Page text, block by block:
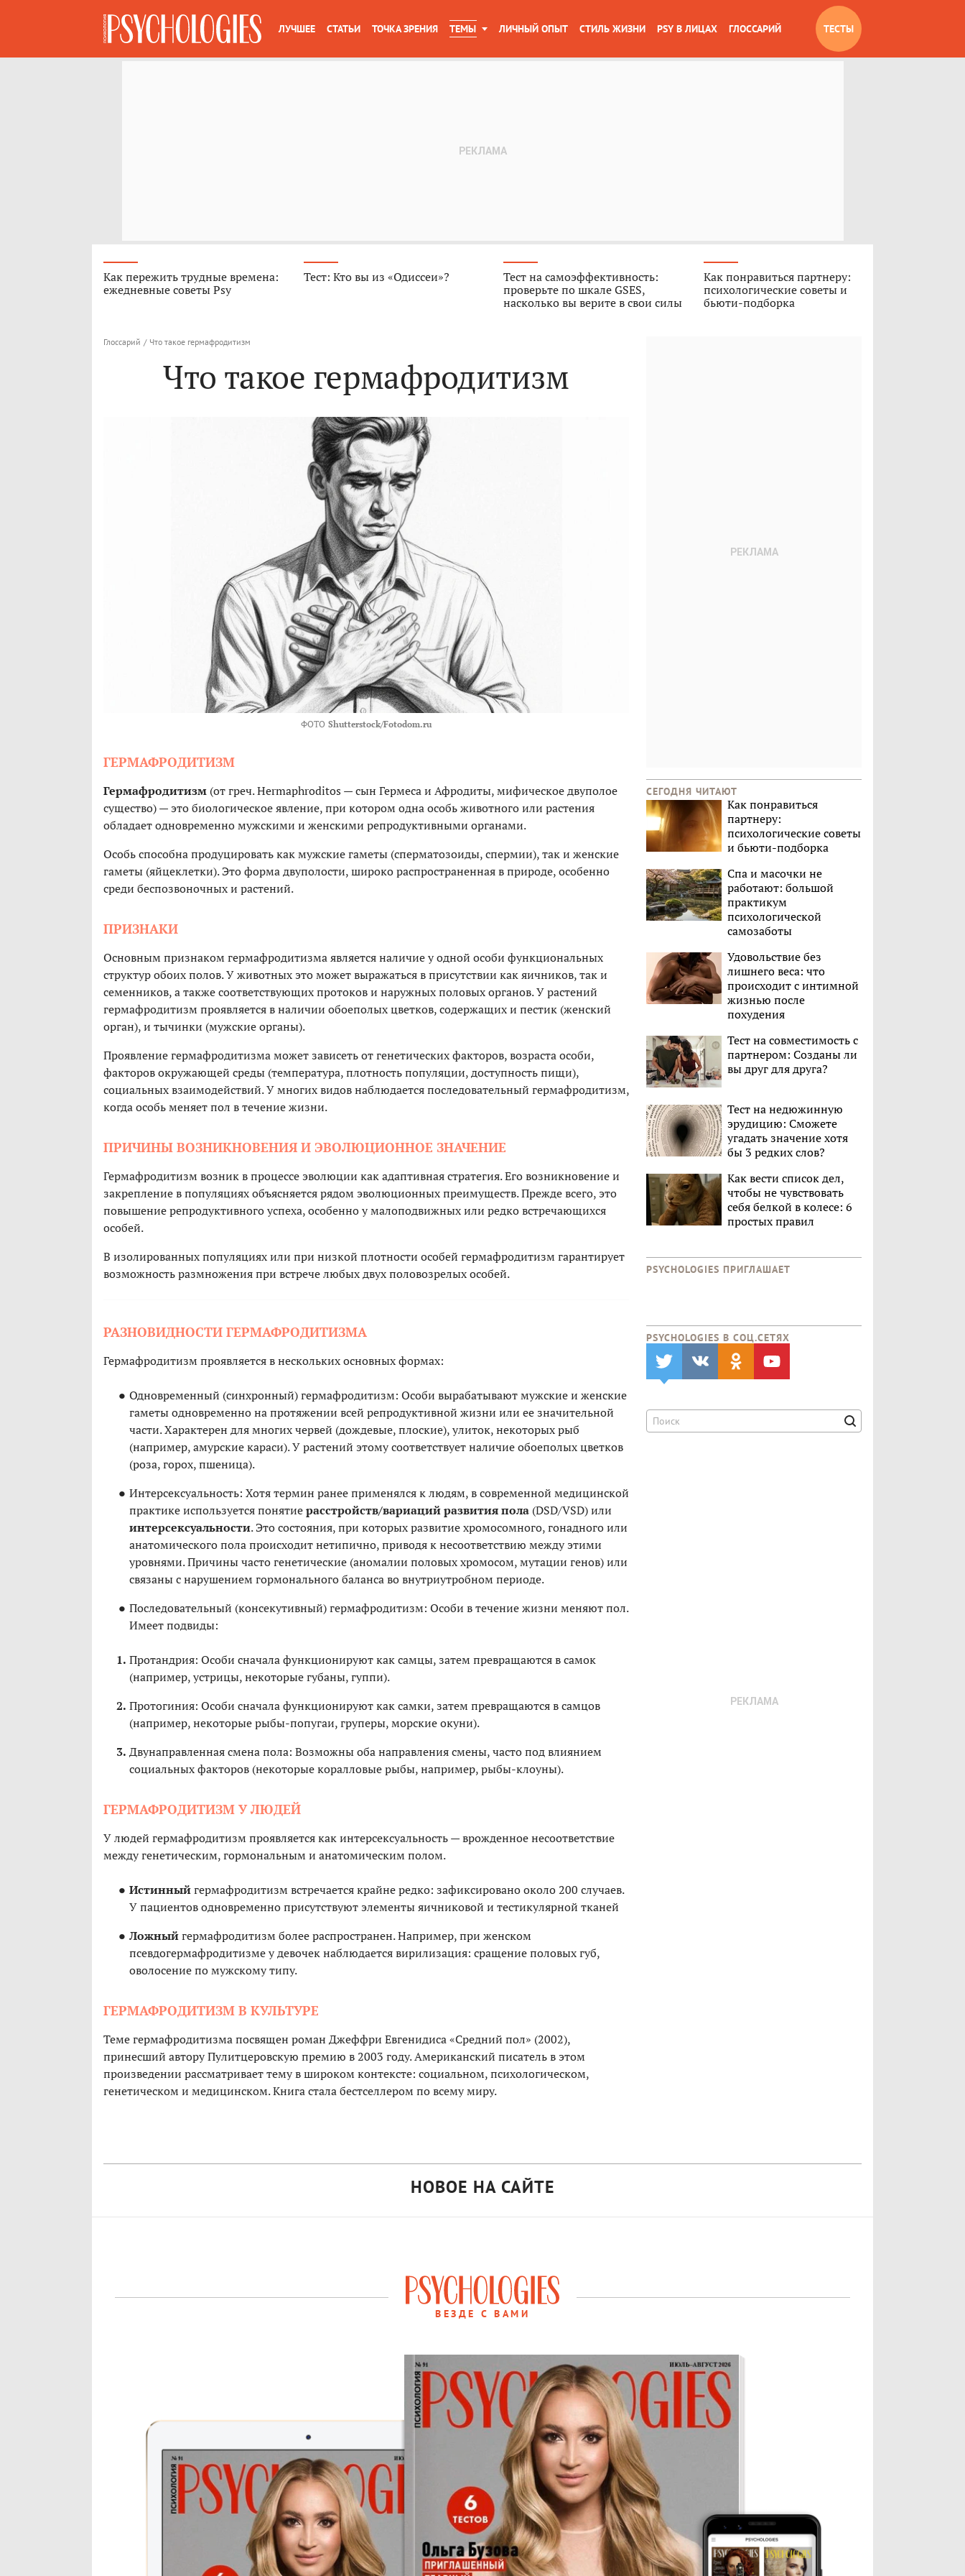
ЛУЧШЕЕ СТАТЬИ ТОЧКА ЗРЕНИЯ ТЕМЫ ЛИЧНЫЙ ОПЫТ СТИЛЬ ЖИЗНИ PSY В ЛИЦАХ ГЛОССАРИЙ ТЕСТЫ
Как пережить трудные времена:
ежедневные советы Psy
Тест: Кто вы из «Одиссеи»?
Тест на самоэффективность:
проверьте по шкале GSES,
насколько вы верите в свои силы
Как понравиться партнеру:
психологические советы и
бьюти-подборка
Глоссарий / Что такое гермафродитизм
Что такое гермафродитизм
ФОТО Shutterstock/Fotodom.ru
ГЕРМАФРОДИТИЗМ
Гермафродитизм (от греч. Hermaphroditos — сын Гермеса и Афродиты, мифическое двуполое
существо) — это биологическое явление, при котором одна особь животного или растения
обладает одновременно мужскими и женскими репродуктивными органами.
Особь способна продуцировать как мужские гаметы (сперматозоиды, спермии), так и женские
гаметы (яйцеклетки). Это форма двуполости, широко распространенная в природе, особенно
среди беспозвоночных и растений.
ПРИЗНАКИ
Основным признаком гермафродитизма является наличие у одной особи функциональных
структур обоих полов. У животных это может выражаться в присутствии как яичников, так и
семенников, а также соответствующих протоков и наружных половых органов. У растений
гермафродитизм проявляется в наличии обоеполых цветков, содержащих и пестик (женский
орган), и тычинки (мужские органы).
Проявление гермафродитизма может зависеть от генетических факторов, возраста особи,
факторов окружающей среды (температура, плотность популяции, доступность пищи),
социальных взаимодействий. У многих видов наблюдается последовательный гермафродитизм,
когда особь меняет пол в течение жизни.
ПРИЧИНЫ ВОЗНИКНОВЕНИЯ И ЭВОЛЮЦИОННОЕ ЗНАЧЕНИЕ
Гермафродитизм возник в процессе эволюции как адаптивная стратегия. Его возникновение и
закрепление в популяциях объясняется рядом эволюционных преимуществ. Прежде всего, это
повышение репродуктивного успеха, особенно у малоподвижных или редко встречающихся
особей.
В изолированных популяциях или при низкой плотности особей гермафродитизм гарантирует
возможность размножения при встрече любых двух половозрелых особей.
РАЗНОВИДНОСТИ ГЕРМАФРОДИТИЗМА
Гермафродитизм проявляется в нескольких основных формах:
Одновременный (синхронный) гермафродитизм: Особи вырабатывают мужские и женские
гаметы одновременно на протяжении всей репродуктивной жизни или ее значительной
части. Характерен для многих червей (дождевые, плоские), улиток, некоторых рыб
(например, амурские караси). У растений этому соответствует наличие обоеполых цветков
(роза, горох, пшеница).
Интерсексуальность: Хотя термин ранее применялся к людям, в современной медицинской
практике используется понятиерасстройств/вариаций развития пола (DSD/VSD) или
интерсексуальности. Это состояния, при которых развитие хромосомного, гонадного или
анатомического пола происходит нетипично, приводя к несоответствию между этими
уровнями. Причины часто генетические (аномалии половых хромосом, мутации генов) или
связаны с нарушением гормонального баланса во внутриутробном периоде.
Последовательный (консекутивный) гермафродитизм: Особи в течение жизни меняют пол.
Имеет подвиды:
Протандрия: Особи сначала функционируют как самцы, затем превращаются в самок
(например, устрицы, некоторые губаны, гуппи).
Протогиния: Особи сначала функционируют как самки, затем превращаются в самцов
(например, некоторые рыбы-попугаи, груперы, морские окуни).
Двунаправленная смена пола: Возможны оба направления смены, часто под влиянием
социальных факторов (некоторые коралловые рыбы, например, рыбы-клоуны).
ГЕРМАФРОДИТИЗМ У ЛЮДЕЙ
У людей гермафродитизм проявляется как интерсексуальность — врожденное несоответствие
между генетическим, гормональным и анатомическим полом.
Истинныйгермафродитизм встречается крайне редко: зафиксировано около 200 случаев.
У пациентов одновременно присутствуют элементы яичниковой и тестикулярной тканей
Ложныйгермафродитизм более распространен. Например, при женском
псевдогермафродитизме у девочек наблюдается вирилизация: сращение половых губ,
оволосение по мужскому типу.
ГЕРМАФРОДИТИЗМ В КУЛЬТУРЕ
Теме гермафродитизма посвящен роман Джеффри Евгенидиса «Средний пол» (2002),
принесший автору Пулитцеровскую премию в 2003 году. Американский писатель в этом
произведении рассматривает тему в широком контексте: социальном, психологическом,
генетическом и медицинском. Книга стала бестселлером по всему миру.
СЕГОДНЯ ЧИТАЮТ
Как понравиться
партнеру:
психологические советы
и бьюти-подборка
Спа и масочки не
работают: большой
практикум
психологической
самозаботы
Удовольствие без
лишнего веса: что
происходит с интимной
жизнью после
похудения
Тест на совместимость с
партнером: Созданы ли
вы друг для друга?
Тест на недюжинную
эрудицию: Сможете
угадать значение хотя
бы 3 редких слов?
Как вести список дел,
чтобы не чувствовать
себя белкой в колесе: 6
простых правил
PSYCHOLOGIES ПРИГЛАШАЕТ
PSYCHOLOGIES В CОЦ.СЕТЯХ
НОВОЕ НА САЙТЕ
ВЕЗДЕ С ВАМИ